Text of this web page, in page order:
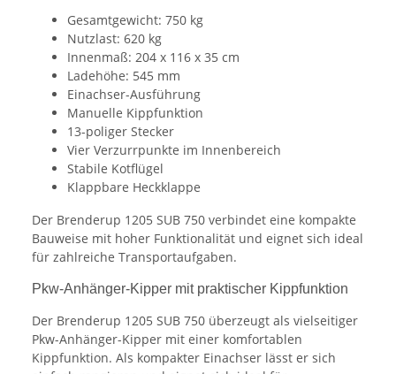
Gesamtgewicht: 750 kg
Nutzlast: 620 kg
Innenmaß: 204 x 116 x 35 cm
Ladehöhe: 545 mm
Einachser-Ausführung
Manuelle Kippfunktion
13-poliger Stecker
Vier Verzurrpunkte im Innenbereich
Stabile Kotflügel
Klappbare Heckklappe
Der Brenderup 1205 SUB 750 verbindet eine kompakte
Bauweise mit hoher Funktionalität und eignet sich ideal
für zahlreiche Transportaufgaben.
Pkw-Anhänger-Kipper mit praktischer Kippfunktion
Der Brenderup 1205 SUB 750 überzeugt als vielseitiger
Pkw-Anhänger-Kipper mit einer komfortablen
Kippfunktion. Als kompakter Einachser lässt er sich